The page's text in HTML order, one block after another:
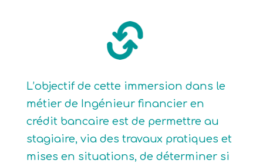
L’objectif de cette immersion dans le
métier de Ingénieur financier en
crédit bancaire est de permettre au
stagiaire, via des travaux pratiques et
mises en situations, de déterminer si